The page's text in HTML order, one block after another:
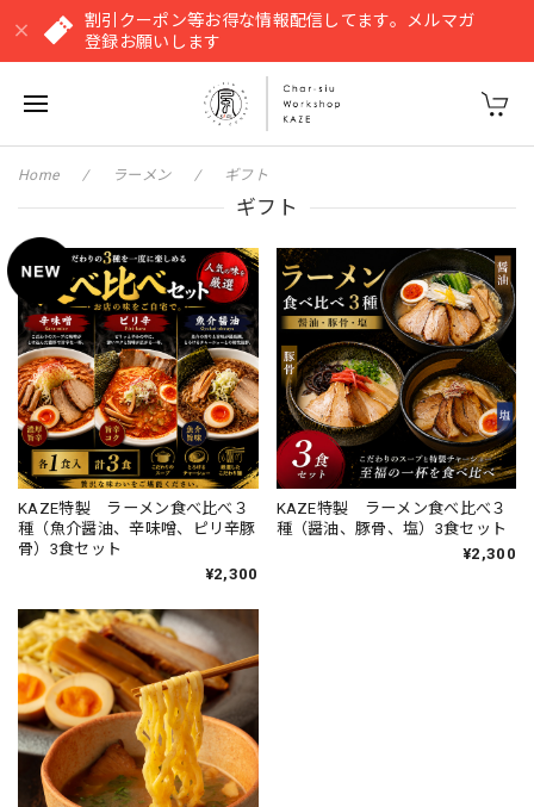
割引クーポン等お得な情報配信してます。メルマガ
登録お願いします
Home ラーメン ギフト
ギフト
KAZE特製 ラーメン食べ比べ３
種（魚介醤油、辛味噌、ピリ辛豚
骨）3食セット
¥2,300
KAZE特製 ラーメン食べ比べ３
種（醤油、豚骨、塩）3食セット
¥2,300